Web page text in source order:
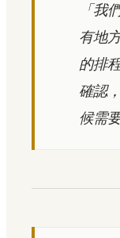
「我
有地
的排
確認
候需